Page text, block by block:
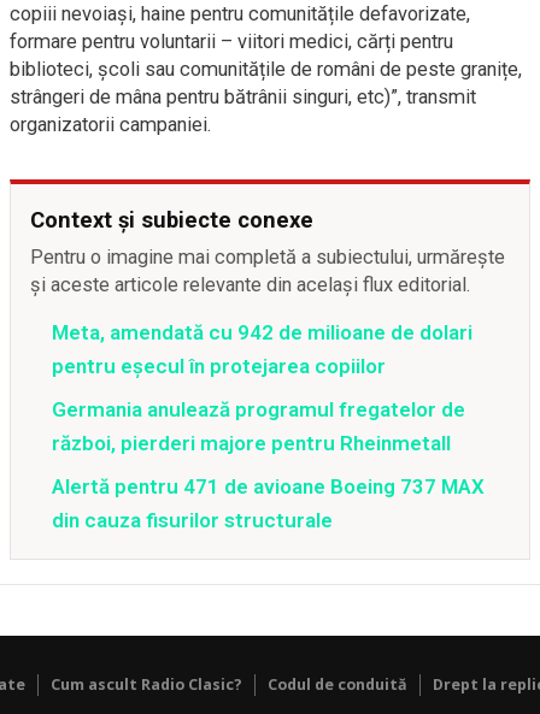
copiii nevoiași, haine pentru comunitățile defavorizate,
formare pentru voluntarii – viitori medici, cărți pentru
biblioteci, școli sau comunitățile de români de peste granițe,
strângeri de mâna pentru bătrânii singuri, etc)”, transmit
organizatorii campaniei.
Context și subiecte conexe
Pentru o imagine mai completă a subiectului, urmărește
și aceste articole relevante din același flux editorial.
Meta, amendată cu 942 de milioane de dolari
pentru eșecul în protejarea copiilor
Germania anulează programul fregatelor de
război, pierderi majore pentru Rheinmetall
Alertă pentru 471 de avioane Boeing 737 MAX
din cauza fisurilor structurale
Cum ascult Radio Clasic? Codul de conduită Drept la